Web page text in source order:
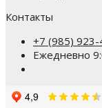
Контакты
+7 (985)
Ежедневно